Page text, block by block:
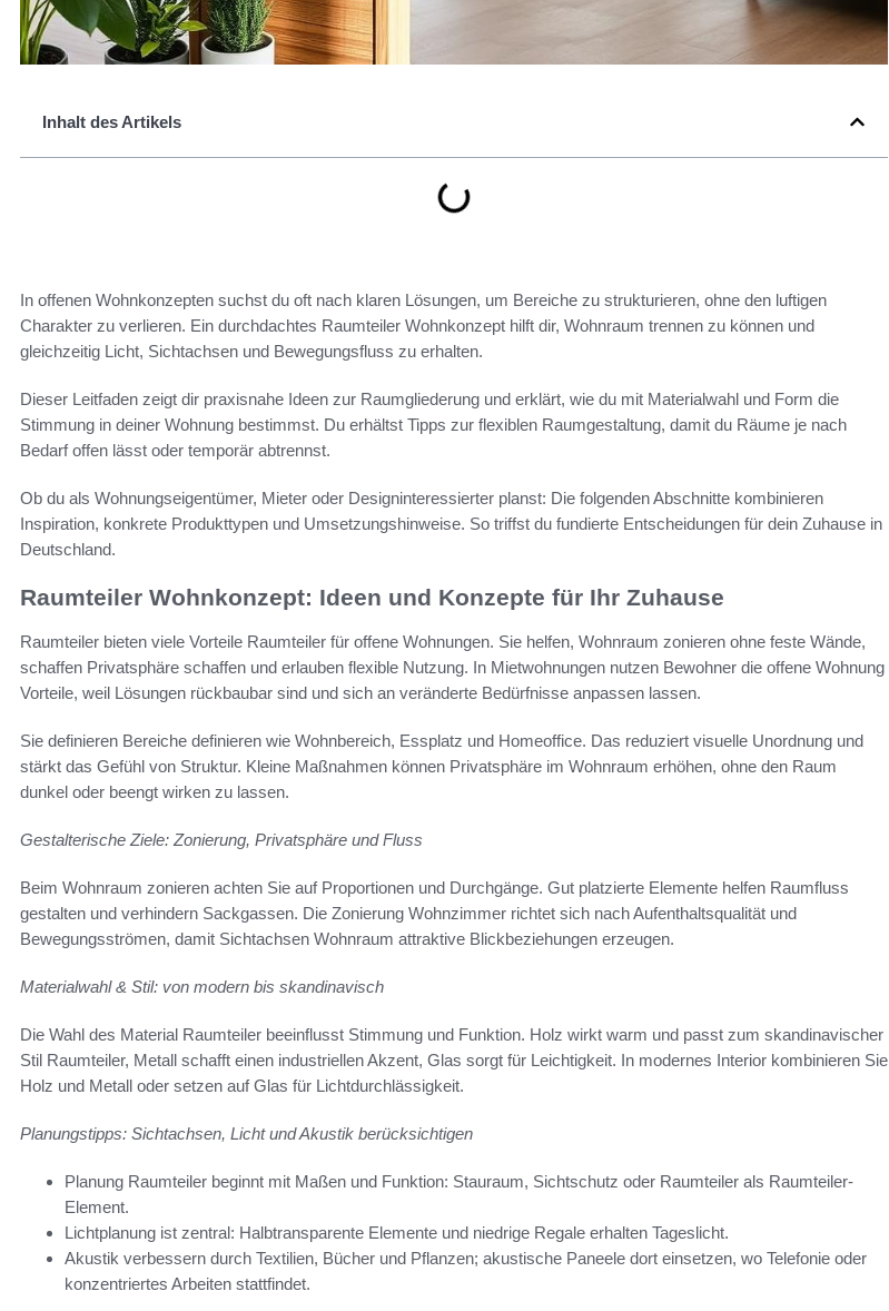
Inhalt des Artikels
In offenen Wohnkonzepten suchst du oft nach klaren Lösungen, um Bereiche zu strukturieren, ohne den luftigen
Charakter zu verlieren. Ein durchdachtes Raumteiler Wohnkonzept hilft dir, Wohnraum trennen zu können und
gleichzeitig Licht, Sichtachsen und Bewegungsfluss zu erhalten.
Dieser Leitfaden zeigt dir praxisnahe Ideen zur Raumgliederung und erklärt, wie du mit Materialwahl und Form die
Stimmung in deiner Wohnung bestimmst. Du erhältst Tipps zur flexiblen Raumgestaltung, damit du Räume je nach
Bedarf offen lässt oder temporär abtrennst.
Ob du als Wohnungseigentümer, Mieter oder Designinteressierter planst: Die folgenden Abschnitte kombinieren
Inspiration, konkrete Produkttypen und Umsetzungshinweise. So triffst du fundierte Entscheidungen für dein Zuhause in
Deutschland.
Raumteiler Wohnkonzept: Ideen und Konzepte für Ihr Zuhause
Raumteiler bieten viele Vorteile Raumteiler für offene Wohnungen. Sie helfen, Wohnraum zonieren ohne feste Wände,
schaffen Privatsphäre schaffen und erlauben flexible Nutzung. In Mietwohnungen nutzen Bewohner die offene Wohnung
Vorteile, weil Lösungen rückbaubar sind und sich an veränderte Bedürfnisse anpassen lassen.
Sie definieren Bereiche definieren wie Wohnbereich, Essplatz und Homeoffice. Das reduziert visuelle Unordnung und
stärkt das Gefühl von Struktur. Kleine Maßnahmen können Privatsphäre im Wohnraum erhöhen, ohne den Raum
dunkel oder beengt wirken zu lassen.
Gestalterische Ziele: Zonierung, Privatsphäre und Fluss
Beim Wohnraum zonieren achten Sie auf Proportionen und Durchgänge. Gut platzierte Elemente helfen Raumfluss
gestalten und verhindern Sackgassen. Die Zonierung Wohnzimmer richtet sich nach Aufenthaltsqualität und
Bewegungsströmen, damit Sichtachsen Wohnraum attraktive Blickbeziehungen erzeugen.
Materialwahl & Stil: von modern bis skandinavisch
Die Wahl des Material Raumteiler beeinflusst Stimmung und Funktion. Holz wirkt warm und passt zum skandinavischer
Stil Raumteiler, Metall schafft einen industriellen Akzent, Glas sorgt für Leichtigkeit. In modernes Interior kombinieren Sie
Holz und Metall oder setzen auf Glas für Lichtdurchlässigkeit.
Planungstipps: Sichtachsen, Licht und Akustik berücksichtigen
Planung Raumteiler beginnt mit Maßen und Funktion: Stauraum, Sichtschutz oder Raumteiler als Raumteiler-
Element.
Lichtplanung ist zentral: Halbtransparente Elemente und niedrige Regale erhalten Tageslicht.
Akustik verbessern durch Textilien, Bücher und Pflanzen; akustische Paneele dort einsetzen, wo Telefonie oder
konzentriertes Arbeiten stattfindet.